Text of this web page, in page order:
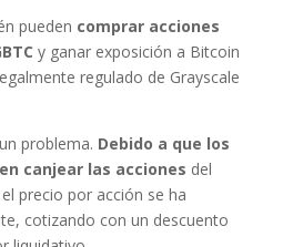
pueden comprar acciones
y ganar exposición a Bitcoin
regulado de Grayscale
problema. Debido a que los
canjear las acciones del
precio por acción se ha
cotizando con un descuento